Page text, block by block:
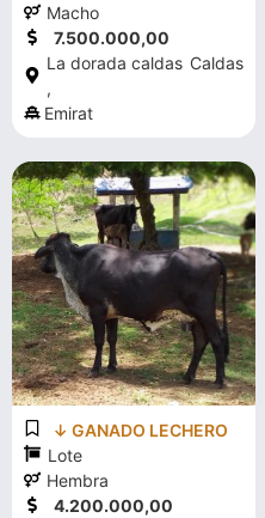
Macho
7.500.000,00
La dorada caldas
,
Caldas
Emirat
↓ GANADO LECHERO
Lote
Hembra
4.200.000,00